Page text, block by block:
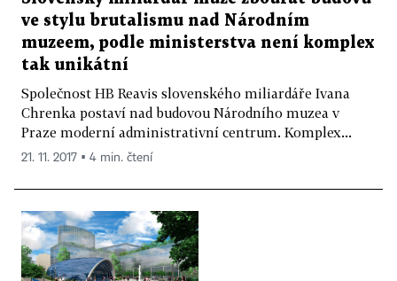
ve stylu brutalismu nad Národním
muzeem, podle ministerstva není komplex
tak unikátní
Společnost HB Reavis slovenského miliardáře Ivana
Chrenka postaví nad budovou Národního muzea v
Praze moderní administrativní centrum. Komplex...
21. 11. 2017 ▪ 4 min. čtení